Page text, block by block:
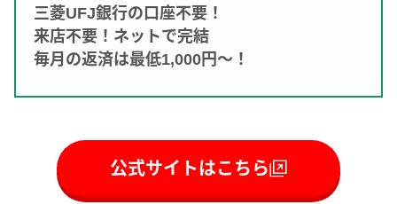
三菱UFJ銀行の口座不要！
来店不要！ネットで完結
毎月の返済は最低1,000円～！
公式サイトはこちら